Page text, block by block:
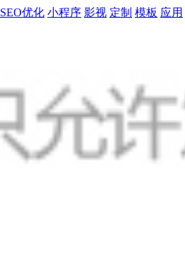
SEO优化 小程序 影视 定制 模板 应用